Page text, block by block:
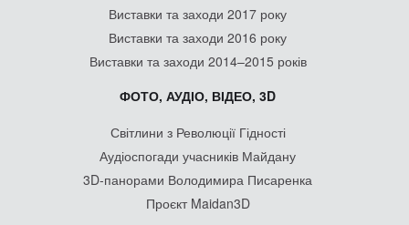
Виставки та заходи 2017 року
Виставки та заходи 2016 року
Виставки та заходи 2014–2015 років
ФОТО, АУДІО, ВІДЕО, 3D
Світлини з Революції Гідності
Аудіоспогади учасників Майдану
3D-панорами Володимира Писаренка
Проєкт Maidan3D